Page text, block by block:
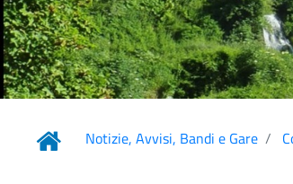
Notizie, Avvisi, Bandi e Gare